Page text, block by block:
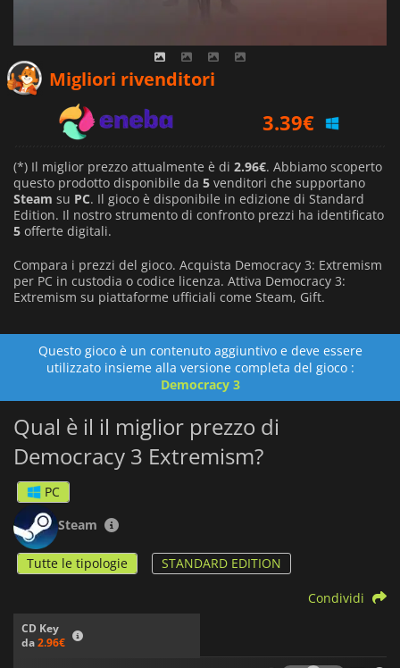
Migliori rivenditori
3.39€
4.99€
(*) Il miglior prezzo attualmente è di 2.96€. Abbiamo scoperto
questo prodotto disponibile da 5 venditori che supportano
Steam su PC. Il gioco è disponibile in edizione di Standard
Edition. Il nostro strumento di confronto prezzi ha identificato
5 offerte digitali.
Compara i prezzi del gioco. Acquista Democracy 3: Extremism
per PC in custodia o codice licenza. Attiva Democracy 3:
Extremism su piattaforme ufficiali come Steam, Gift.
Questo gioco è un contenuto aggiuntivo e deve essere
utilizzato insieme alla versione completa del gioco :
Democracy 3
Qual è il il miglior prezzo di
Democracy 3 Extremism?
PC
Steam
Tutte le tipologie STANDARD EDITION
CD Key
da2.96€
Condividi